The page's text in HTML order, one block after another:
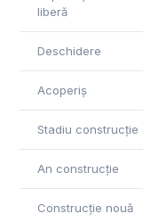
liberă
Deschidere
Acoperiș
Stadiu construcție
An construcție
Construcție nouă